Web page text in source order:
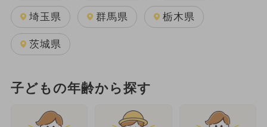
埼玉県 群馬県 栃木県
茨城県
子どもの年齢から探す